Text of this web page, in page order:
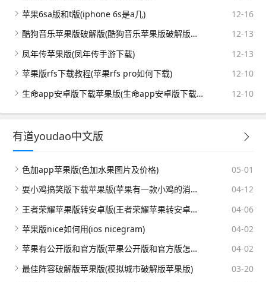
苹果6sa版和t版(iphone 6s是a几)
12-16
酷狗音乐苹果版破解版(酷狗音乐苹果版破解版下载)
12-13
凤年传苹果版(凤年传手游下载)
12-13
苹果版rfs下载教程(苹果rfs pro如何下载)
12-10
生命app安卓版下载苹果版(生命app安卓版下载苹果版安装)
12-10
有道youdao中文版
色加app苹果版(色加水果图片及价格)
05-01
耍小鸡搞笑版下载苹果版(苹果有一款小鸡的消除游戏)
04-12
王者荣耀苹果版转安卓版(王者荣耀苹果转安卓系统怎么弄)
04-06
苹果版nice如何用(ios nicegram)
04-02
苹果有公开版和官方版(苹果公开版和官方版怎么区分)
04-02
最佳阵容破解版苹果版(模拟城市破解版苹果版)
03-20